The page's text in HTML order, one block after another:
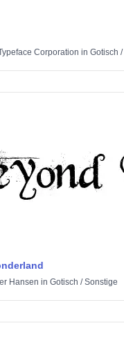
Corporation in Gotisch /
Hansen in Gotisch /Sonstige